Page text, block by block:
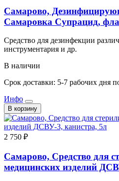
Самарово,
Самаровка Супрацид,
Средство для дезинфекции
инструментария и др.
В наличии
Срок доставки: 5-7 рабочих дня
Инфо
В корзину
2 750 ₽
Самарово, Средство для
медицинских изделий